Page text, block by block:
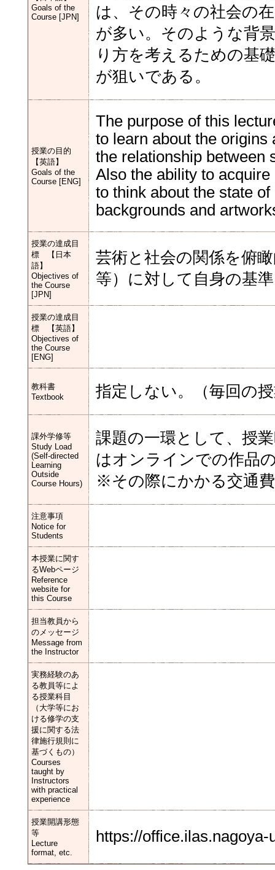
Goals of the
Course [JPN]
は、その時々の社会の
が多い。そのような背
り方を考えるための基
が狙いである。
授業の目的
【英語】
Goals of the
Course [ENG]
The purpose of this
to learn about the origins
the relationship between
Also the ability to
to think about the state
backgrounds and
授業の達成目
標 【日本
語】
Objectives of
the Course
[JPN]
芸術と社会の関係を俯
等）に対して自身の基
授業の達成目
標 【英語】
Objectives of
the Course
[ENG]
教科書
Textbook
指定しない。（毎回の
課外学修等
Study Load
(Self-directed
Learning
Outside
Course Hours)
課題の一環として、授
はオンラインでの作品
※その際にかかる交通
注意事項
Notice for
Students
本授業に関す
るWebページ
Reference
website for
this Course
担当教員から
のメッセージ
Message from
the Instructor
実務経験のあ
る教員等によ
る授業科目
（大学等にお
ける修学の支
援に関する法
律施行規則に
基づくもの）
Courses
taught by
Instructors
with practical
experience
授業開講形態
等
Lecture
format, etc.
https://